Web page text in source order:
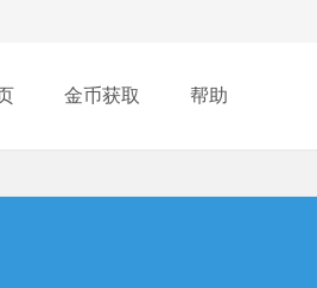
金币获取 帮助